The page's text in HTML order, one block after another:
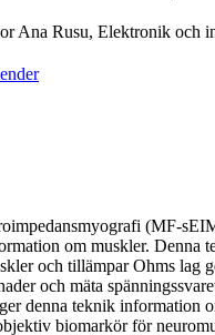
Ana Rusu, Elektronik och
(MF-
om muskler. Denna
och tillämpar Ohms lag
och mäta
denna teknik information
biomarkör för